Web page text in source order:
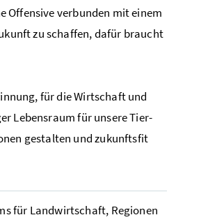
Offensive verbunden mit einem
zu schaffen, dafür braucht
für die Wirtschaft und
Lebensraum für unsere Tier-
gestalten und zukunftsfit
für Landwirtschaft, Regionen